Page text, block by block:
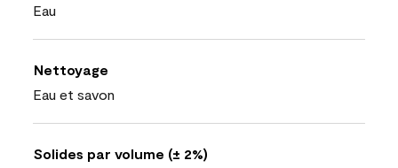
Eau
Nettoyage
Eau et savon
Solides par volume (± 2%)